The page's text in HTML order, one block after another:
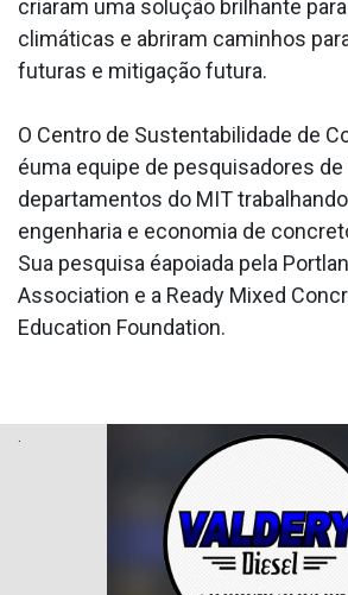
criaram uma solução brilhante
climáticas e abriram caminhos
futuras e mitigação futura.
O Centro de Sustentabilidade de
éuma equipe de pesquisadores de
departamentos do MIT
engenharia e economia de
Sua pesquisa éapoiada pela
Association e a Ready Mixed
Education Foundation.
.